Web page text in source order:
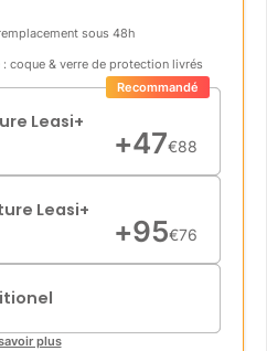
sous 48h
coque & verre de protection livrés
Leasi+
+47€88
Recommandé
Leasi+
+95€76
plus